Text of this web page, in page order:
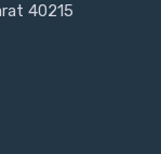
40215